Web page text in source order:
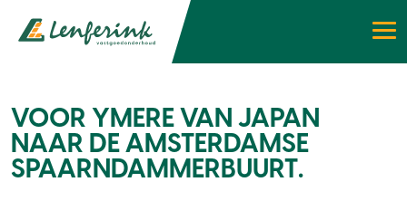
VOOR YMERE VAN JAPAN
NAAR DE AMSTERDAMSE
SPAARNDAMMERBUURT.